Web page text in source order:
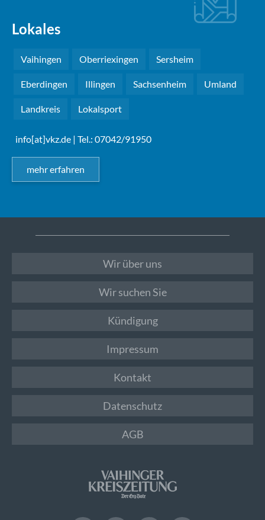
Lokales
Vaihingen Oberriexingen Sersheim
Eberdingen Illingen Sachsenheim Umland
Landkreis Lokalsport
info[at]vkz.de | Tel.: 07042/91950
mehr erfahren
Wir über uns
Wir suchen Sie
Kündigung
Impressum
Kontakt
Datenschutz
AGB